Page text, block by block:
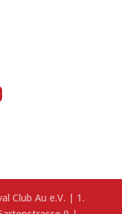
Club Au e.V. | 1.